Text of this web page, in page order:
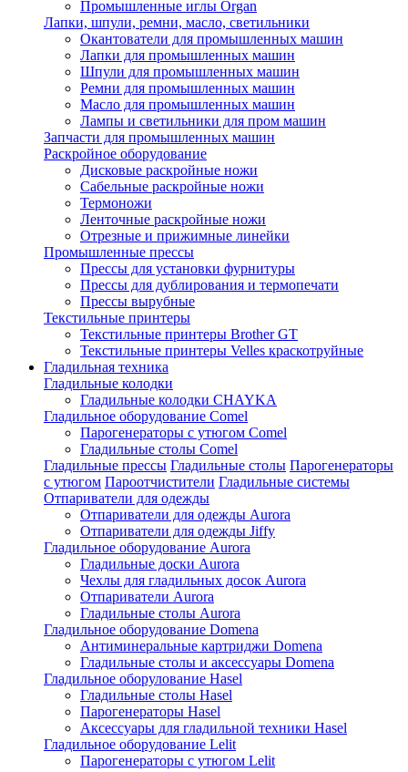
Промышленные иглы Organ
Лапки, шпули, ремни, масло, светильники
Окантователи для промышленных машин
Лапки для промышленных машин
Шпули для промышленных машин
Ремни для промышленных машин
Масло для промышленных машин
Лампы и светильники для пром машин
Запчасти для промышленных машин
Раскройное оборудование
Дисковые раскройные ножи
Сабельные раскройные ножи
Термоножи
Ленточные раскройные ножи
Отрезные и прижимные линейки
Промышленные прессы
Прессы для установки фурнитуры
Прессы для дублирования и термопечати
Прессы вырубные
Текстильные принтеры
Текстильные принтеры Brother GT
Текстильные принтеры Velles краскотруйные
Гладильная техника
Гладильные колодки
Гладильные колодки CHAYKA
Гладильное оборудование Comel
Парогенераторы с утюгом Comel
Гладильные столы Comel
Гладильные прессы Гладильные столы Парогенераторы
с утюгом Пароотчистители Гладильные системы
Отпариватели для одежды
Отпариватели для одежды Aurora
Отпариватели для одежды Jiffy
Гладильное оборудование Aurora
Гладильные доски Aurora
Чехлы для гладильных досок Aurora
Отпариватели Aurora
Гладильные столы Aurora
Гладильное оборудование Domena
Антиминеральные картриджи Domena
Гладильные столы и аксессуары Domena
Гладильное оборулование Hasel
Гладильные столы Hasel
Парогенераторы Hasel
Аксессуары для гладильной техники Hasel
Гладильное оборудование Lelit
Парогенераторы с утюгом Lelit